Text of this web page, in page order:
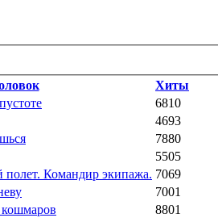
Хиты
6810
4693
7880
5505
полет. Командир экипажа. 7069
7001
8801